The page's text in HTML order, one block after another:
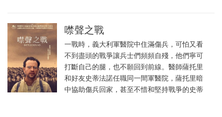
噤聲之戰
一戰時，義大利軍醫院中住滿傷兵，可怕又看
不到盡頭的戰爭讓兵士們頻頻自殘，他們寧可
打斷自己的腿，也不願回到前線。醫師薩托里
和好友史蒂法諾任職同一間軍醫院，薩托里暗
中協助傷兵回家，甚至不惜和堅持戰爭的史蒂